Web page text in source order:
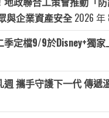
與企業資產安全 2026 年
季定檔9/9於Disney+獨家
週 攜手守護下一代 傳遞